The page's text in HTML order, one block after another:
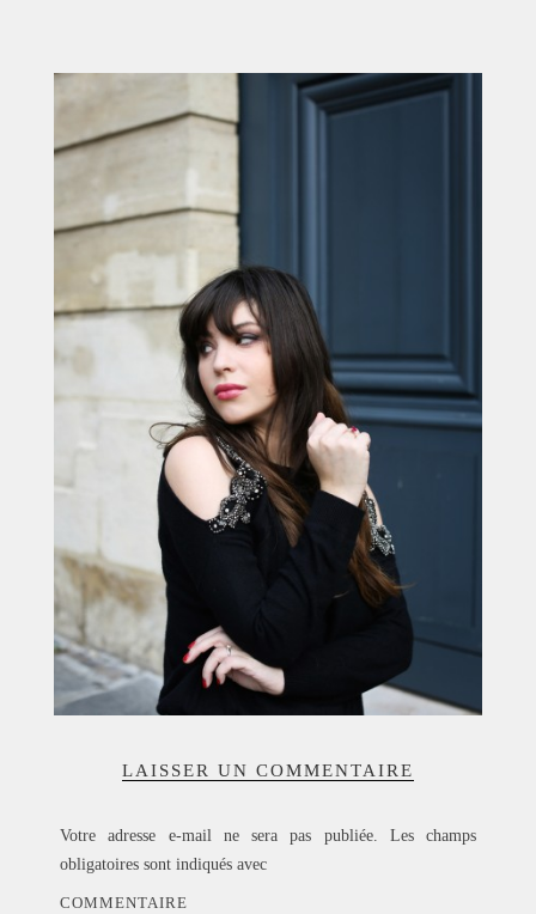
VOYAGES
LOOKBOOK
LAISSER UN COMMENTAIRE
Votre adresse e-mail ne sera pas publiée.
Les champs
obligatoires sont indiqués avec
COMMENTAIRE